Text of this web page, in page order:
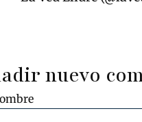
nuevo